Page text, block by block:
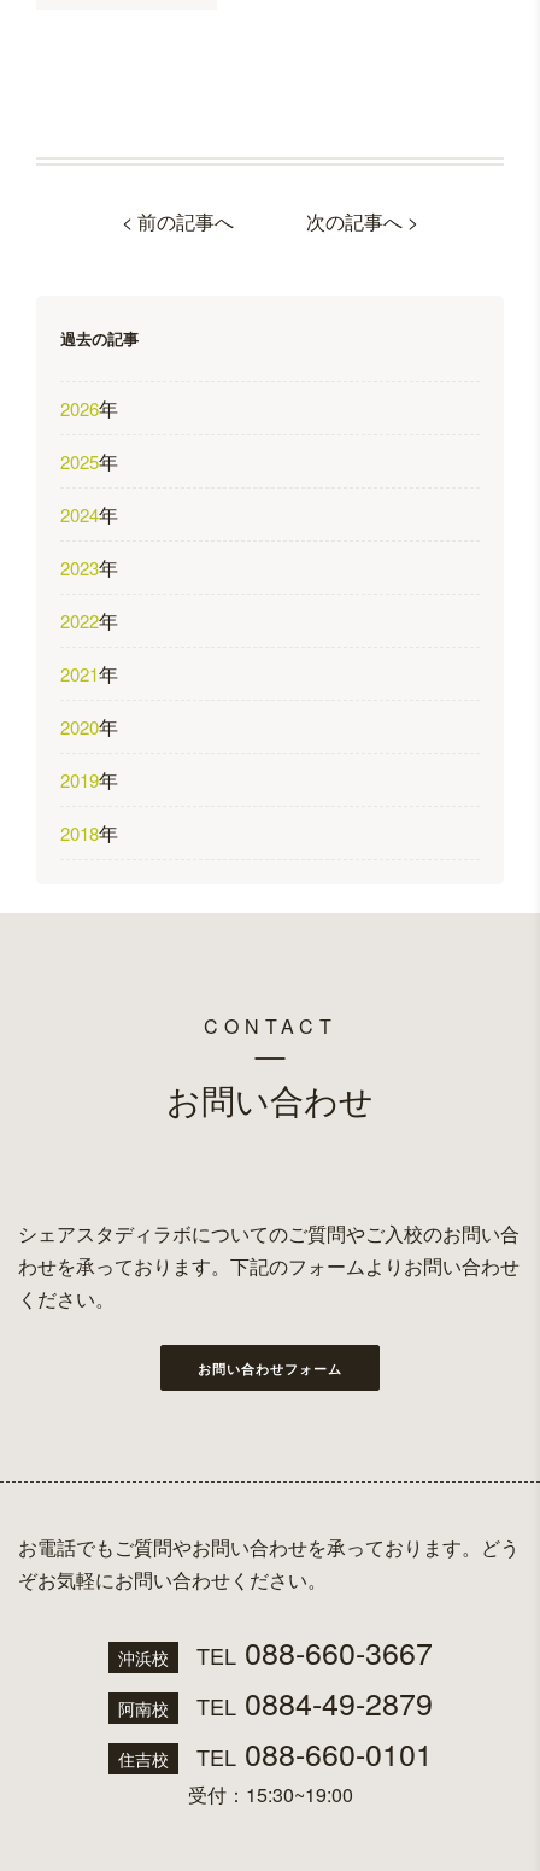
ビ
ゲ
シ
ョ
ン
< 前の記事へ 次の記事へ >
過去の記事
2026年
2025年
2024年
2023年
2022年
2021年
2020年
2019年
2018年
CONTACT
お問い合わせ
シェアスタディラボについてのご質問やご入校のお問い合
わせを承っております。下記のフォームよりお問い合わせ
ください。
お問い合わせフォーム
お電話でもご質問やお問い合わせを承っております。どう
ぞお気軽にお問い合わせください。
沖浜校 TEL088-660-3667
阿南校 TEL0884-49-2879
住吉校 TEL088-660-0101
受付：15:30~19:00